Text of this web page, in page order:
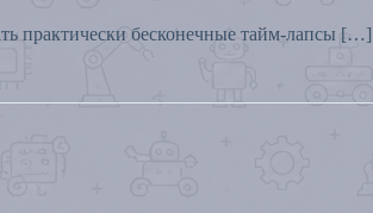
практически бесконечные тайм-лапсы […]